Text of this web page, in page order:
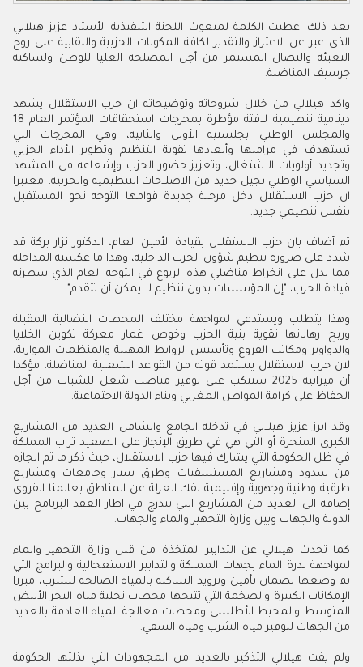
بعد ذلك اعطيت الكلمة لمبعوث اللجنة التنفيذية الأستاذ عزيز هيلالي
الذي عبر عن الاعتزاز والتقدير لكافة المكونات الحزبية والنقابية على روح
التعبئة والنضال المستمر من أجل المصلحة العليا للوطن ولساكنة
جرسيف المناضلة.
واكد هيلالي من خلال شروحاته وتوضيحاته ان حزب الاستقلال يشهد
دينامية تنظيمية لافتة مؤطرة بمخرجات استحقاقات المؤتمر العام 18
والمجلس الوطني بجلستيه الأولى والثانية، وهي المخرجات التي
تستهدف في مراميها وأبعادها تقوية التنظيم وتطوير الأداء الحزبي
وتجديد أولويات الاشتغال، وتعزيز حضور الحزب وإشعاعه في المشهد
السياسي الوطني بجيل جديد من الاصلاحات التنظيمية والحزبية، معتبرا
ان حزب الاستقلال دخل مرحلة جديدة قوامها التوجه نحو المستقبل
بنفس تنظيمي جديد.
ثم أضاف بان حزب الاستقلال بقيادة الأمين العام، الدكتور نزار بركة قد
شدد على ضرورة تنظيم شؤون الحزب الداخلية، وهذا ما عكسته المداخلة
مما يدل على انخراط مناضلي هذه الربوع في التوجه العام الذي سطرته
قيادة الحزب، "إن المؤسسات بدون تنظيم لا يمكن أن تتقدم".
وهذا يتطلب ويستدعي لمواجهة مختلف المحطات النضالية المقبلة
وربح رهاناتها تقوية بنية الحزب وخوض غمار معركة تكوين الخلايا
والدواوير ومكاتب الفروع وتأسيس الروابط المهنية والمنظمات الموازية،
لان حزب الاستقلال يستمد قوته من القواعد الشعبية المناضلة، مؤكدا
أن ميزانية 2025 ستنكب على توفير مناصب شغل للشباب من أجل
الحفاظ على كرامة المواطن المغربي وبناء الدولة الاجتماعية.
وقد ابرز عزيز هيلالي في تدخله الجامع والشامل العديد من المشاريع
الكبرى المنجزة أو التي هي في طريق الإنجاز على الصعيد تراب المملكة
في ظل الحكومة التي يشارك فيها حزب الاستقلال، حيث ذكر ما تم انجازه
من سدود ومشاريع المستشفيات وطرق سيار وجامعات ومشاريع
طرقية وطنية وجهوية وإقليمية لفك العزلة عن المناطق بعالمنا القروي
إضافة الى العديد من المشاريع التي تندرج في اطار العقد البرنامج بين
الدولة والجهات وبين وزارة التجهيز والماء والجهات.
كما تحدث هيلالي عن التدابير المتخذة من قبل وزارة التجهيز والماء
لمواجهة ندرة الماء بجهات المملكة والتدابير الاستعجالية والبرامج التي
تم وضعها لضمان تأمين وتزويد الساكنة بالمياه الصالحة للشرب، مبرزا
الإمكانات الكبيرة والضخمة التي تتيحها محطات تحلية مياه البحر الأبيض
المتوسط والمحيط الأطلسي ومحطات معالجة المياه العادمة بالعديد
من الجهات لتوفير مياه الشرب ومياه السقي.
ولم يفت هيلالي التذكير بالعديد من المجهودات التي بذلتها الحكومة